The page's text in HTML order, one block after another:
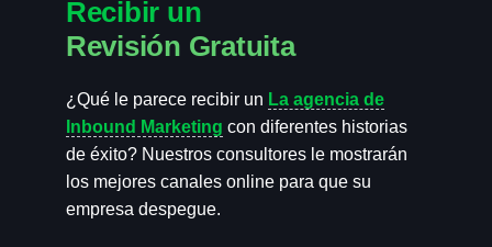
Recibir un
Revisión Gratuita
¿Qué le parece recibir un La agencia de
Inbound Marketing con diferentes historias
de éxito? Nuestros consultores le mostrarán
los mejores canales online para que su
empresa despegue.